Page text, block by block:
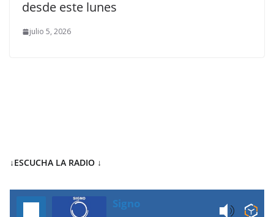
desde este lunes
julio 5, 2026
↓ESCUCHA LA RADIO ↓
Signo